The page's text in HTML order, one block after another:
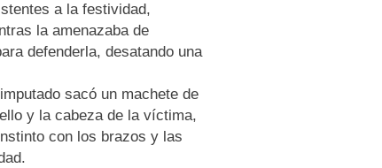
a la festividad,
la amenazaba de
defenderla, desatando una
sacó un machete de
y la cabeza de la víctima,
con los brazos y las